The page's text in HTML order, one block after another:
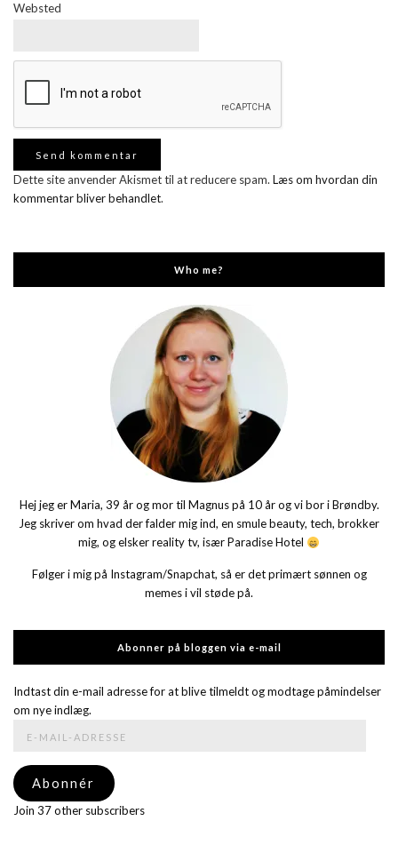
Websted
Dette site anvender Akismet til at reducere spam. Læs om hvordan din
kommentar bliver behandlet.
Who me?
Hej jeg er Maria, 39 år og mor til Magnus på 10 år og vi bor i Brøndby.
Jeg skriver om hvad der falder mig ind, en smule beauty, tech, brokker
mig, og elsker reality tv, især Paradise Hotel
Følger i mig på Instagram/Snapchat, så er det primært sønnen og
memes i vil støde på.
Abonner på bloggen via e-mail
Indtast din e-mail adresse for at blive tilmeldt og modtage påmindelser
om nye indlæg.
adresse
Abonnér
Join 37 other subscribers